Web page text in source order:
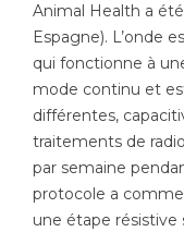
Animal Health a
Espagne). L’onde
qui fonctionne à
mode continu et
différentes,
traitements de
par semaine
protocole a
une étape résistive